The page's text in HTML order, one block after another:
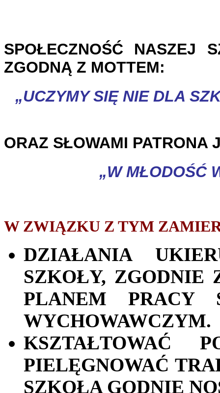
SPOŁECZNOŚĆ NASZEJ
ZGODNĄ Z MOTTEM:
„UCZYMY SIĘ NIE
ORAZ SŁOWAMI PATRONA
„W MŁODOŚĆ
W ZWIĄZKU Z TYM
DZIAŁANIA
SZKOŁY, ZGODNIE
PLANEM PRACY
WYCHOWAWCZYM.
KSZTAŁTOWAĆ
PIELĘGNOWAĆ
SZKOŁA GODNIE